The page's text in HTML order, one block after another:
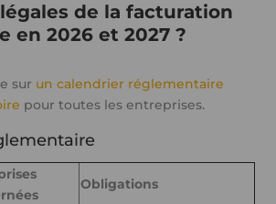
de la facturation
en 2026 et 2027 ?
sur un calendrier réglementaire
pour toutes les entreprises.
Obligations